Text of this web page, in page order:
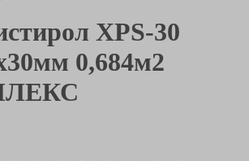
XPS-30
0,684м2